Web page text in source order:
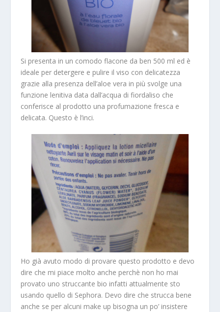
Si presenta in un comodo flacone da ben 500 ml ed è
ideale per detergere e pulire il viso con delicatezza
grazie alla presenza dell’aloe vera in più svolge una
funzione lenitiva data dall’acqua di fiordaliso che
conferisce al prodotto una profumazione fresca e
delicata. Questo è l’inci.
Ho già avuto modo di provare questo prodotto e devo
dire che mi piace molto anche perchè non ho mai
provato uno struccante bio infatti attualmente sto
usando quello di Sephora. Devo dire che strucca bene
anche se per alcuni make up bisogna un po’ insistere